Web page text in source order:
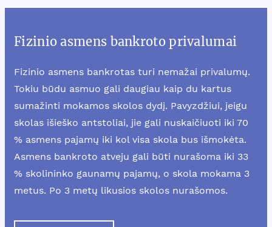
Fizinio asmens bankroto privalumai
Fizinio asmens bankrotas turi nemažai privalumų.
Tokiu būdu asmuo gali daugiau kaip du kartus
sumažinti mokamos skolos dydį. Pavyzdžiui, jeigu
skolas išieško antstoliai, jie gali nuskaičiuoti iki 70
% asmens pajamų iki kol visa skola bus išmokėta.
Asmens bankroto atveju gali būti nurašoma iki 33
% skolininko gaunamų pajamų, o skola mokama 3
metus. Po 3 metų likusios skolos nurašomos.